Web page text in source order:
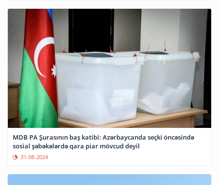
MDB PA Şurasının baş katibi: Azərbaycanda seçki öncəsində
sosial şəbəkələrdə qara piar mövcud deyil
31-08-2024